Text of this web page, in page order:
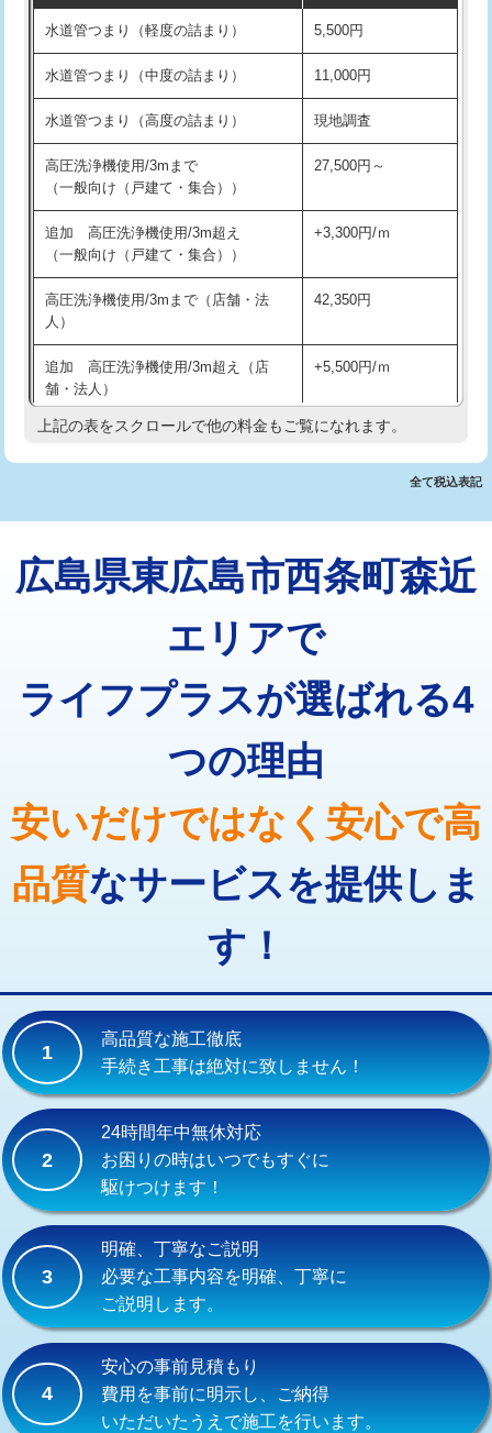
洗面台設置 38,500円
化粧台設置 22,000円
追加人工 16,500円
廃棄・処分 現場見積
※給水管工事は20mmまでの価格です。
交換・取付(排水栓・排水トラップ
22,000円+材料費
持込商品取付（混合水栓）
持込商品取付（浄水器・分岐水栓） 16,500円
業）
排水管工事（追加 排水管工事/3ｍ超
え）
マス交換（土の掘削・埋め戻し作業） 11,000円~
マス交換（深さ50㎝以上） 66,000円
コンクリート斫り（厚さ10㎝超え） 38,500円
モルタル補修（厚さ10㎝まで） 27,500円
16,500円
廃棄・処分 現場見積
水道管つまり（軽度の詰まり） 5,500円
水道管つまり（中度の詰まり） 11,000円
水道管つまり（高度の詰まり） 現地調査
高圧洗浄機使用/3mまで
（一般向け（戸建て・集合））
27,500円～
追加 高圧洗浄機使用/3m超え
（一般向け（戸建て・集合））
+3,300円/ｍ
高圧洗浄機使用/3mまで（店舗・法
人）
42,350円
追加 高圧洗浄機使用/3m超え（店
舗・法人）
+5,500円/ｍ
高度高圧洗浄換 現地調査
トーラー機使用/3mまで 33,000円
追加トーラー機使用/3m超え +3,300円
8,800円
止水・漏水調査・防水処理・清掃・修
11,000円
止水・漏水調査・防水処理・清掃・修
22,000円
止水・漏水調査・防水処理・清掃・修
理・調整・分解・加工など（重作業）
33,000円
その他部品の脱着 8,800円～
交換・取付(単水栓（壁付・デッキ
式）)
13,200円+材料費
交換・取付(混合水栓（壁付・デッキ
式・ワンホール）)
16,500円+材料費
交換・取付(排水栓・排水トラップ
（P/S/ポップアップ））
交換・取付（その他部品）
持込商品取付（単水栓）
持込商品取付（混合水栓） 16,500円
持込商品取付（浄水器・分岐水栓） 16,500円
給水管工事※（ホール加工)
給水管工事※（バンド止め) 3,300円
上記の表をスクロールで他の料金もご覧になれます。
全て税込表記
広島県東広島市西条町森近
エリアで
ライフプラスが選ばれる4
つの理由
安いだけではなく安心で高
品質なサービスを提供しま
す！
1
高品質な施工徹底
手続き工事は絶対に致しません！
2
24時間年中無休対応
お困りの時はいつでもすぐに
駆けつけます！
3
明確、丁寧なご説明
必要な工事内容を明確、丁寧に
ご説明します。
4
安心の事前見積もり
費用を事前に明示し、ご納得
いただいたうえで施工を行います。